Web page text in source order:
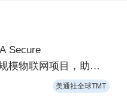
Secure
模物联网项目，助力
务管理
美通社全球TMT